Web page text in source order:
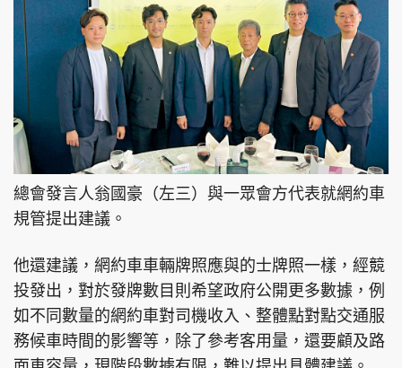
關於我們
聯絡我們
隱私政策聲明
使用條款
版權及免責聲明
Copyright © 東周網 版權所有 . 不得轉載
©Eastweek.com.hk. All rights reserved.
總會發言人翁國豪（左三）與一眾會方代表就網約車
規管提出建議。
他還建議，網約車車輛牌照應與的士牌照一樣，經競
投發出，對於發牌數目則希望政府公開更多數據，例
如不同數量的網約車對司機收入、整體點對點交通服
務候車時間的影響等，除了參考客用量，還要顧及路